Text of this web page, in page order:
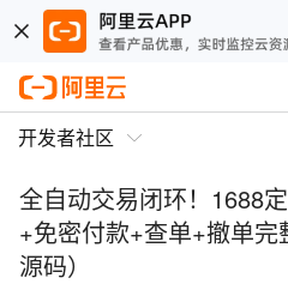
开发者社区
全自动交易闭环！1688
+免密付款+查单+撤单
源码）